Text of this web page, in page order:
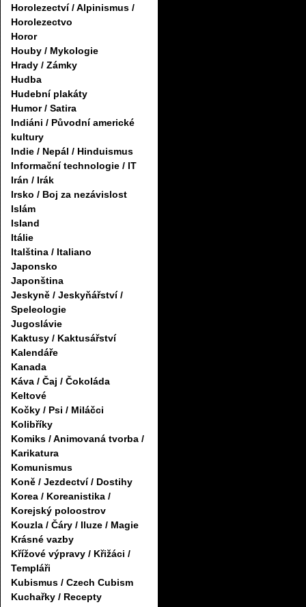
Horolezectví / Alpinismus /
Horolezectvo
Horor
Houby / Mykologie
Hrady / Zámky
Hudba
Hudební plakáty
Humor / Satira
Indiáni / Původní americké
kultury
Indie / Nepál / Hinduismus
Informační technologie / IT
Irán / Irák
Irsko / Boj za nezávislost
Islám
Island
Itálie
Italština / Italiano
Japonsko
Japonština
Jeskyně / Jeskyňářství /
Speleologie
Jugoslávie
Kaktusy / Kaktusářství
Kalendáře
Kanada
Káva / Čaj / Čokoláda
Keltové
Kočky / Psi / Miláčci
Kolibříky
Komiks / Animovaná tvorba /
Karikatura
Komunismus
Koně / Jezdectví / Dostihy
Korea / Koreanistika /
Korejský poloostrov
Kouzla / Čáry / Iluze / Magie
Krásné vazby
Křížové výpravy / Křižáci /
Templáři
Kubismus / Czech Cubism
Kuchařky / Recepty